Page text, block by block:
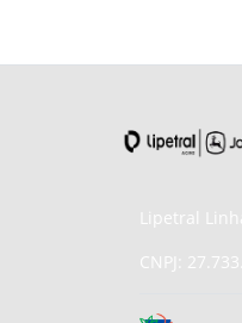
Lipetral
CNPJ: